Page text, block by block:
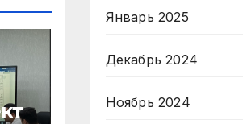
Январь 2025
Декабрь 2024
Ноябрь 2024